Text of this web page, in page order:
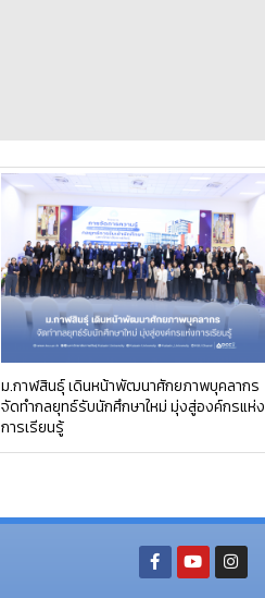
ม.กาฬสินธุ์ เดินหน้าพัฒนาศักยภาพบุคลากร
จัดทำกลยุทธ์รับนักศึกษาใหม่ มุ่งสู่องค์กรแห่ง
การเรียนรู้